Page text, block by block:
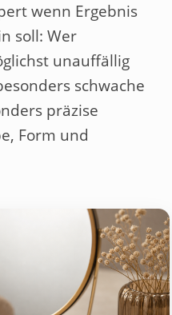
wenn Ergebnis
soll: Wer
unauffällig
schwache
präzise
Form und